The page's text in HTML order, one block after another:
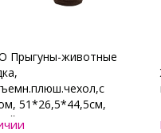
Прыгуны-животные
51*26,5*44,5см,